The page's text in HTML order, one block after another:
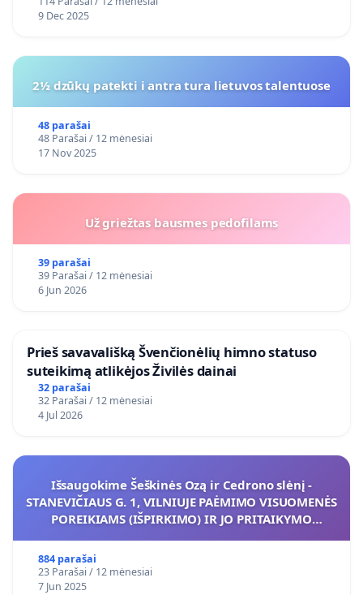
9 Dec 2025
2½ dzūkų patekti i antra tura lietuvos talentuose
48 parašai
48 Parašai / 12 mėnesiai
17 Nov 2025
Už griežtas bausmes pedofilams
39 parašai
39 Parašai / 12 mėnesiai
6 Jun 2026
​Prieš savavališką Švenčionėlių himno statuso
suteikimą atlikėjos Živilės dainai
32 parašai
32 Parašai / 12 mėnesiai
4 Jul 2026
Išsaugokime Šeškinės Ozą ir Cedrono slėnį -
STANEVIČIAUS G. 1, VILNIUJE PAĖMIMO VISUOMENĖS
POREIKIAMS (IŠPIRKIMO) IR JO PRITAIKYMO
884 parašai
23 Parašai / 12 mėnesiai
7 Jun 2025